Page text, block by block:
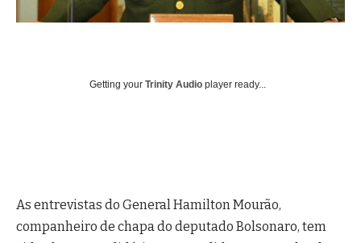
Getting your Trinity Audio player ready...
As entrevistas do General Hamilton Mourão,
companheiro de chapa do deputado Bolsonaro, tem